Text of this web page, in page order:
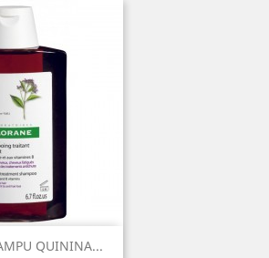
QUININA...
rápida